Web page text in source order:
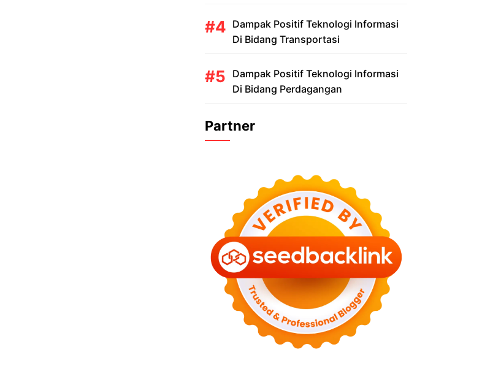
Dampak Positif Teknologi Informasi
Di Bidang Transportasi
Dampak Positif Teknologi Informasi
Di Bidang Perdagangan
Partner